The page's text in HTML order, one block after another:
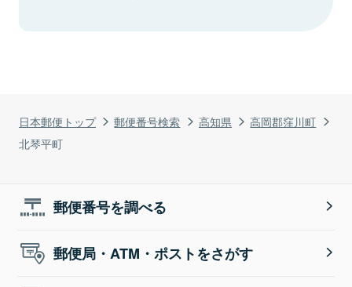
日本郵便トップ 郵便番号検索 高知県
高岡郡窪川町
北琴平町
郵便番号を調べる
郵便局・ATM・ポストをさがす